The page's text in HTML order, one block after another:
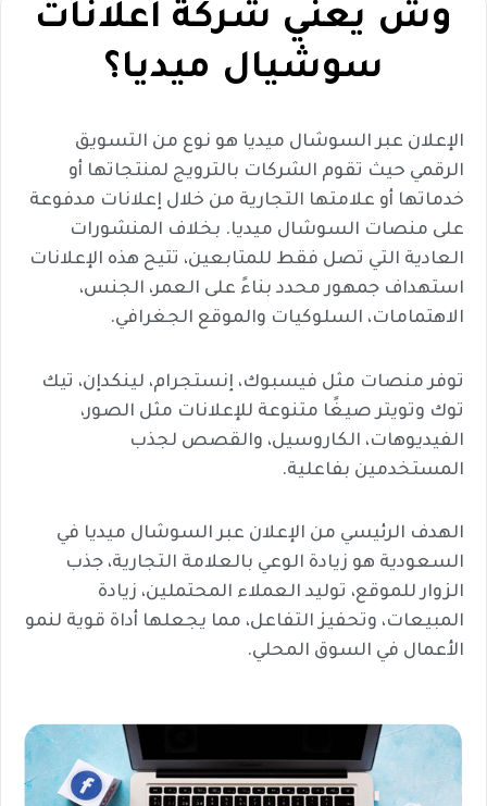
وش يعني شركة اعلانات
سوشيال ميديا؟
الإعلان عبر السوشال ميديا هو نوع من التسويق
الرقمي حيث تقوم الشركات بالترويج لمنتجاتها أو
خدماتها أو علامتها التجارية من خلال إعلانات مدفوعة
على منصات السوشال ميديا. بخلاف المنشورات
العادية التي تصل فقط للمتابعين، تتيح هذه الإعلانات
استهداف جمهور محدد بناءً على العمر، الجنس،
الاهتمامات، السلوكيات والموقع الجغرافي.
توفر منصات مثل فيسبوك، إنستجرام، لينكدإن، تيك
توك وتويتر صيغًا متنوعة للإعلانات مثل الصور،
الفيديوهات، الكاروسيل، والقصص لجذب
المستخدمين بفاعلية.
الهدف الرئيسي من الإعلان عبر السوشال ميديا في
السعودية هو زيادة الوعي بالعلامة التجارية، جذب
الزوار للموقع، توليد العملاء المحتملين، زيادة
المبيعات، وتحفيز التفاعل، مما يجعلها أداة قوية لنمو
الأعمال في السوق المحلي.